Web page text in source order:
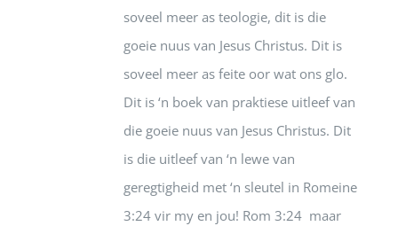
soveel meer as teologie, dit is die
goeie nuus van Jesus Christus. Dit is
soveel meer as feite oor wat ons glo.
Dit is ‘n boek van praktiese uitleef van
die goeie nuus van Jesus Christus. Dit
is die uitleef van ‘n lewe van
geregtigheid met ‘n sleutel in Romeine
3:24 vir my en jou! Rom 3:24 maar